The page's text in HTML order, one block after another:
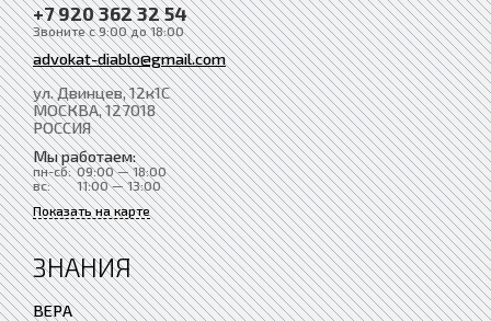
+7 920 362 32 54
Звоните с 9:00 до 18:00
advokat-diablo@gmail.com
ул. Двинцев, 12к1С
МОСКВА, 127018
РОССИЯ
Мы работаем:
пн-сб: 09:00 — 18:00
вс:
11:00 — 13:00
Показать на карте
ЗНАНИЯ
ВЕРА